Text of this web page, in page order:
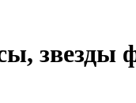
звезды